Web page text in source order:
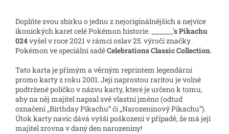
Doplňte svou sbírku o jednu z nejoriginálnějších a nejvíce
ikonických karet celé Pokémon historie.
______'s Pikachu
024vyšel v roce 2021 v rámci oslav 25. výročí značky
Pokémon ve speciální saděCelebrations Classic Collection.
Tato karta je přímým a věrným reprintem legendární
promo karty z roku 2001. Její naprostou raritou je volné
podtržené políčko v názvu karty, které je určeno k tomu,
aby na něj majitel napsal své vlastní jméno (odtud
označení „Birthday Pikachu“ či „Narozeninový Pikachu“).
Útok karty navíc dává vyšší poškození v případě, že má její
majitel zrovna v daný den narozeniny!